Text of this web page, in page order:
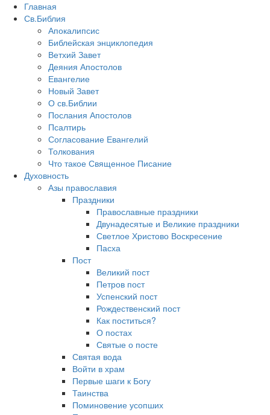
Главная
Св.Библия
Апокалипсис
Библейская энциклопедия
Ветхий Завет
Деяния Апостолов
Евангелие
Новый Завет
О св.Библии
Послания Апостолов
Псалтирь
Согласование Евангелий
Толкования
Что такое Священное Писание
Духовность
Азы православия
Праздники
Православные праздники
Двунадесятые и Великие праздники
Светлое Христово Воскресение
Пасха
Пост
Великий пост
Петров пост
Успенский пост
Рождественский пост
Как поститься?
О постах
Святые о посте
Святая вода
Войти в храм
Первые шаги к Богу
Таинства
Поминовение усопших